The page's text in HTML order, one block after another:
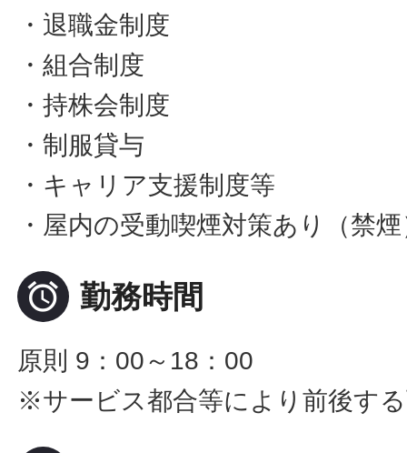
・退職金制度
・組合制度
・持株会制度
・制服貸与
・キャリア支援制度等
・屋内の受動喫煙対策あり（禁
 勤務時間
原則 9：00～18：00
※サービス都合等により前後す